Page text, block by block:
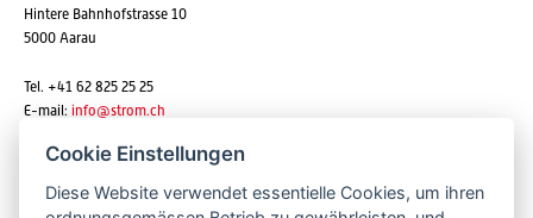
Hintere Bahnhofstrasse 10
5000 Aarau
Tel. +41 62 825 25 25
E-mail: info@strom.ch
Newsletter abonnieren
Cookie Einstellungen
Diese Website verwendet essentielle Cookies, um ihren